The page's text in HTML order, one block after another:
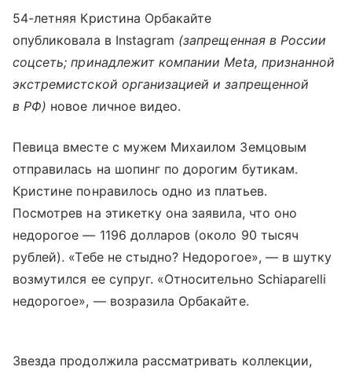
54-летняя Кристина Орбакайте
опубликовала в Instagram (запрещенная в России
соцсеть; принадлежит компании Meta, признанной
экстремистской организацией и запрещенной
в РФ) новое личное видео.
Певица вместе с мужем Михаилом Земцовым
отправилась на шопинг по дорогим бутикам.
Кристине понравилось одно из платьев.
Посмотрев на этикетку она заявила, что оно
недорогое — 1196 долларов (около 90 тысяч
рублей). «Тебе не стыдно? Недорогое», — в шутку
возмутился ее супруг. «Относительно Schiaparelli
недорогое», — возразила Орбакайте.
Звезда продолжила рассматривать коллекции,